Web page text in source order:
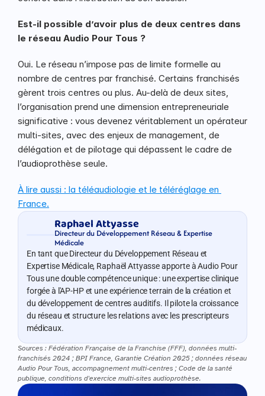
Est-il possible d’avoir plus de deux centres dans
le réseau Audio Pour Tous ?
Oui. Le réseau n’impose pas de limite formelle au
nombre de centres par franchisé. Certains franchisés
gèrent trois centres ou plus. Au-delà de deux sites,
l’organisation prend une dimension entrepreneuriale
significative : vous devenez véritablement un opérateur
multi-sites, avec des enjeux de management, de
délégation et de pilotage qui dépassent le cadre de
l’audioprothèse seule.
À lire aussi : la téléaudiologie et le téléréglage en
France.
Raphael Attyasse
Directeur du Développement Réseau & Expertise
Médicale
En tant que Directeur du Développement Réseau et
Expertise Médicale, Raphaël Attyasse apporte à Audio Pour
Tous une double compétence unique : une expertise clinique
forgée à l'AP-HP et une expérience terrain de la création et
du développement de centres auditifs. Il pilote la croissance
du réseau et structure les relations avec les prescripteurs
médicaux.
Sources : Fédération Française de la Franchise (FFF), données multi-
franchisés 2024 ; BPI France, Garantie Création 2025 ; données réseau
Audio Pour Tous, accompagnement multi-centres ; Code de la santé
publique, conditions d'exercice multi-sites audioprothèse.